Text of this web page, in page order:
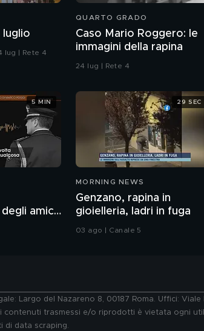
luglio
lug | Rete 4
QUARTO GRADO
Caso Mario Roggero: le
immagini della rapina
24 lug | Rete 4
amici
5 MIN
MORNING NEWS
Genzano, rapina in
gioielleria, ladri in fuga
03 ago | Canale 5
29 SEC
Largo del Nazareno 8, 00187 Roma. Uffici:
trasmessi e/o riprodotti è vietata ogni
di data scraping.